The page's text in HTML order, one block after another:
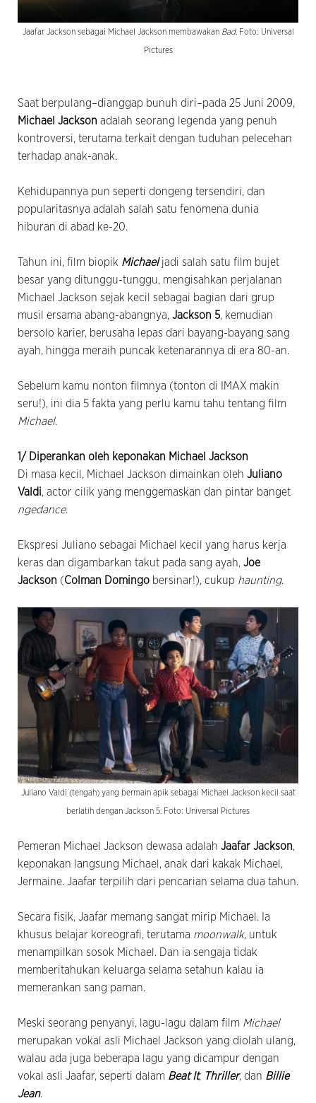
Jaafar Jackson sebagai Michael Jackson membawakan Bad. Foto: Universal
Pictures
Saat berpulang–dianggap bunuh diri–pada 25 Juni 2009,
Michael Jackson adalah seorang legenda yang penuh
kontroversi, terutama terkait dengan tuduhan pelecehan
terhadap anak-anak.
Kehidupannya pun seperti dongeng tersendiri, dan
popularitasnya adalah salah satu fenomena dunia
hiburan di abad ke-20.
Tahun ini, film biopik Michaeljadi salah satu film bujet
besar yang ditunggu-tunggu, mengisahkan perjalanan
Michael Jackson sejak kecil sebagai bagian dari grup
musil ersama abang-abangnya, Jackson 5, kemudian
bersolo karier, berusaha lepas dari bayang-bayang sang
ayah, hingga meraih puncak ketenarannya di era 80-an.
Sebelum kamu nonton filmnya (tonton di IMAX makin
seru!), ini dia 5 fakta yang perlu kamu tahu tentang film
Michael.
1/ Diperankan oleh keponakan Michael Jackson
Di masa kecil, Michael Jackson dimainkan oleh Juliano
Valdi, actor cilik yang menggemaskan dan pintar banget
ngedance.
Ekspresi Juliano sebagai Michael kecil yang harus kerja
keras dan digambarkan takut pada sang ayah, Joe
Jackson (Colman Domingo bersinar!), cukup haunting.
Juliano Valdi (tengah) yang bermain apik sebagai Michael Jackson kecil saat
berlatih dengan Jackson 5. Foto: Universal Pictures
Pemeran Michael Jackson dewasa adalah Jaafar Jackson,
keponakan langsung Michael, anak dari kakak Michael,
Jermaine. Jaafar terpilih dari pencarian selama dua tahun.
Secara fisik, Jaafar memang sangat mirip Michael. Ia
khusus belajar koreografi, terutama moonwalk, untuk
menampilkan sosok Michael. Dan ia sengaja tidak
memberitahukan keluarga selama setahun kalau ia
memerankan sang paman.
Meski seorang penyanyi, lagu-lagu dalam film Michael
merupakan vokal asli Michael Jackson yang diolah ulang,
walau ada juga beberapa lagu yang dicampur dengan
vokal asli Jaafar, seperti dalam Beat It, Thriller, dan Billie
Jean.